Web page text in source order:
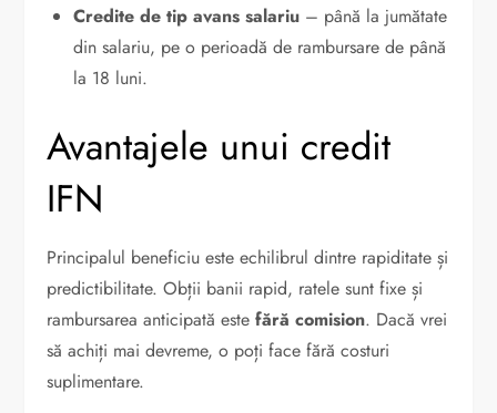
Credite de tip avans salariu – până la jumătate
din salariu, pe o perioadă de rambursare de până
la 18 luni.
Avantajele unui credit
IFN
Principalul beneficiu este echilibrul dintre rapiditate și
predictibilitate. Obții banii rapid, ratele sunt fixe și
rambursarea anticipată estefără comision. Dacă vrei
să achiți mai devreme, o poți face fără costuri
suplimentare.